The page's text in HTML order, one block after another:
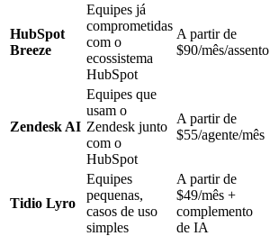
HubSpot
Breeze
Equipes já
comprometidas
com o
ecossistema
HubSpot
A partir de
$90/mês/assento
Zendesk AI
Equipes que
usam o
Zendesk junto
com o
HubSpot
A partir de
$55/agente/mês
Tidio Lyro
Equipes
pequenas,
casos de uso
simples
A partir de
$49/mês +
complemento
de IA